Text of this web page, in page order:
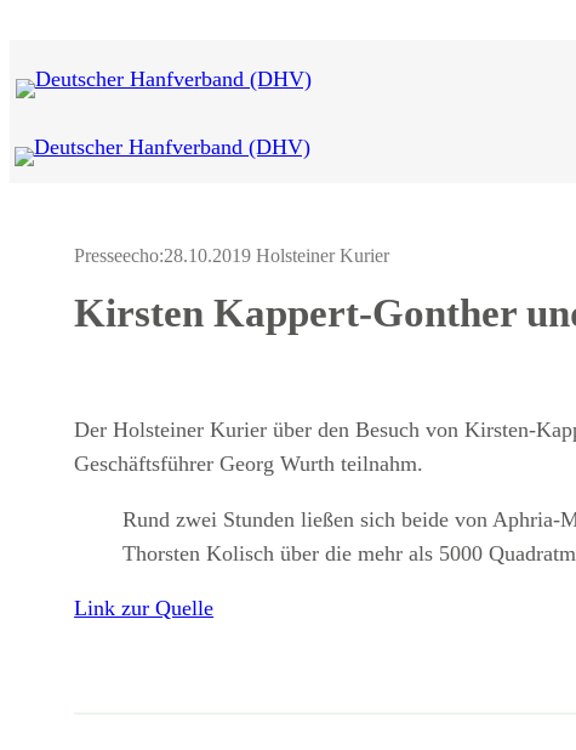
springen
Presseecho:28.10.2019 Holsteiner Kurier
Kirsten Kappert-Gonther
Der Holsteiner Kurier über den Besuch von Kirsten-
Geschäftsführer Georg Wurth teilnahm.
Rund zwei Stunden ließen sich beide von Aphria-
Thorsten Kolisch über die mehr als 5000
Link zur Quelle